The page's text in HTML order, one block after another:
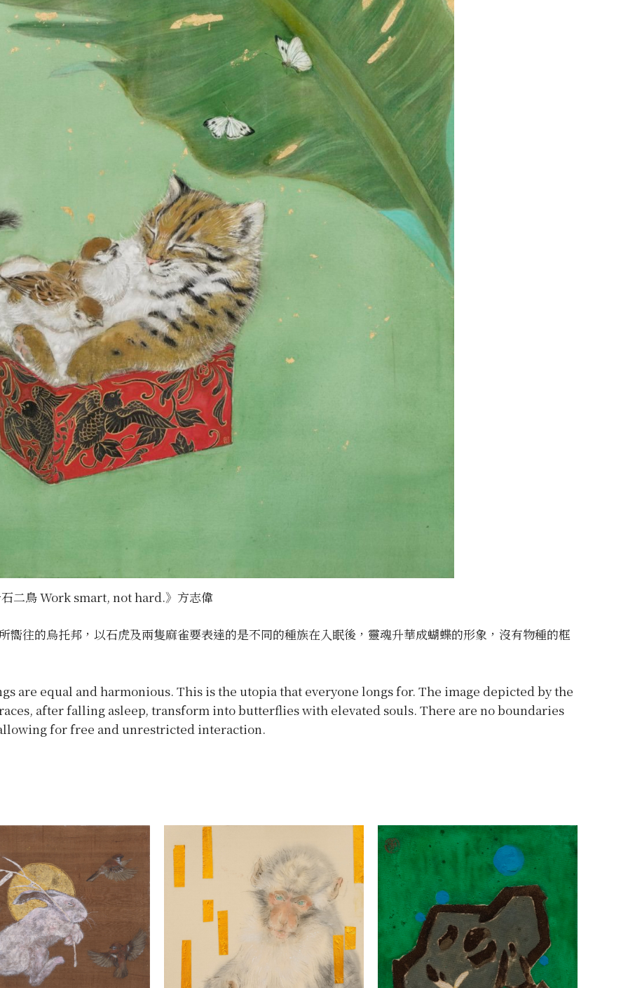
二鳥 Work smart, not hard.》方志偉
嚮往的烏托邦，以石虎及兩隻麻雀要表達的是不同的種族在入眠後，靈魂升華成蝴蝶的形象，沒有物種的框
are equal and harmonious. This is the utopia that everyone longs for. The image depicted by the
after falling asleep, transform into butterflies with elevated souls. There are no boundaries
for free and unrestricted interaction.